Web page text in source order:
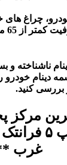
چراغ های
ناشناخته و
دینام خودرو
بررسی کنید.
مرکز
پژو۲۰۶
غرب